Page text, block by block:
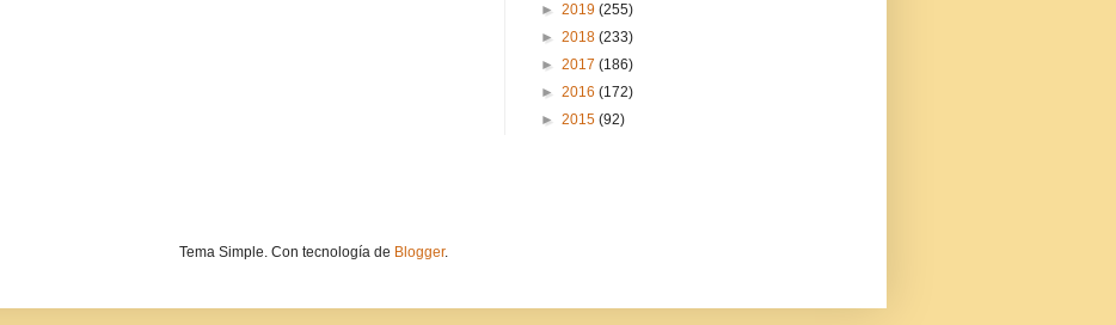
► 2019 (255)
► 2018 (233)
► 2017 (186)
► 2016 (172)
► 2015 (92)
Tema Simple. Con tecnología de Blogger.